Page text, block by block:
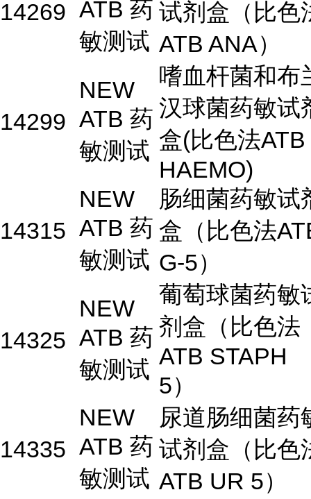
14269 ATB 药
敏测试
试剂盒（比色
ATB ANA）
14299
NEW
ATB 药
敏测试
嗜血杆菌和布
汉球菌药敏试
盒(比色法ATB
HAEMO)
14315
NEW
ATB 药
敏测试
肠细菌药敏试
盒（比色法
G-5）
14325
NEW
ATB 药
敏测试
葡萄球菌药敏
剂盒（比色法
ATB STAPH
5）
14335
NEW
ATB 药
敏测试
尿道肠细菌药
试剂盒（比色
ATB UR 5）